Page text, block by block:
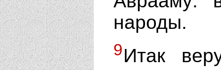
народы.
9Итак